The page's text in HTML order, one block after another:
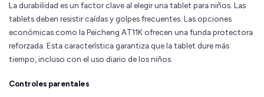
La durabilidad es un factor clave al elegir una tablet para niños. Las
tablets deben resistir caídas y golpes frecuentes. Las opciones
económicas como la Peicheng AT11K ofrecen una funda protectora
reforzada. Esta característica garantiza que la tablet dure más
tiempo, incluso con el uso diario de los niños.
Controles parentales